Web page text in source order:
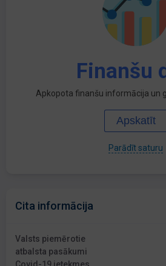
Finanšu
Apkopota finanšu informācija un
Apskatīt
Parādīt saturu
Cita informācija
Valsts piemērotie
atbalsta pasākumi